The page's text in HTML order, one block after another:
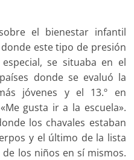
el bienestar infantil
este tipo de presión
se situaba en el
donde se evaluó la
jóvenes y el 13.º en
gusta ir a la escuela».
los chavales estaban
y el último de la lista
los niños en sí mismos.